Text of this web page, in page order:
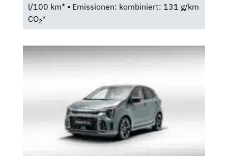
l/100 km* • Emissionen: kombiniert: 131 g/km
CO2*